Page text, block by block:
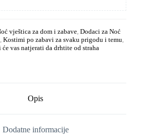
vještica za dom i zabave, Dodaci za Noć
, Kostimi po zabavi za svaku prigodu i temu,
vas natjerati da drhtite od straha
Opis
Dodatne informacije